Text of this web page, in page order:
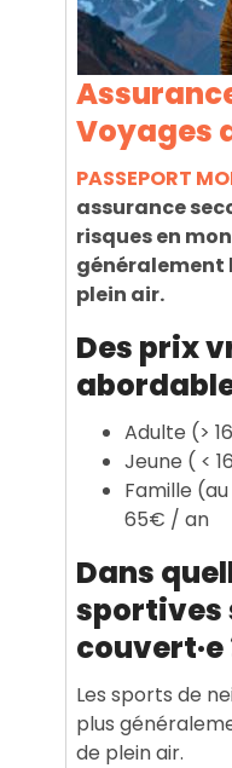
Voyages
PASSEPORT
assurance
risques en
généralement
plein air.
Des prix
Adulte (>
Jeune ( <
Famille
65€ / an
Dans
sportives
couvert·e
Les sports de
plus
de plein air.